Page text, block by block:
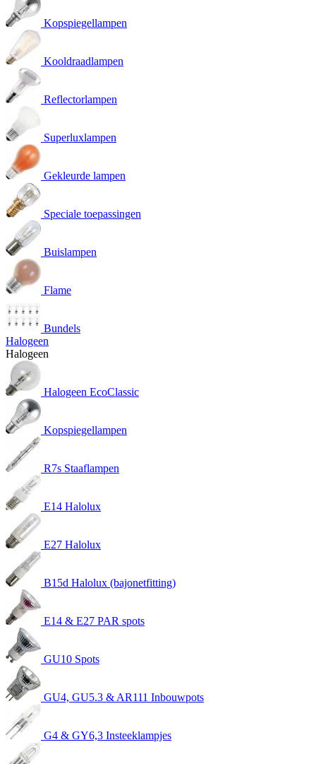
Kopspiegellampen
Kooldraadlampen
Reflectorlampen
Superluxlampen
Gekleurde lampen
Speciale toepassingen
Buislampen
Flame
Bundels
Halogeen
Halogeen
Halogeen EcoClassic
Kopspiegellampen
R7s Staaflampen
E14 Halolux
E27 Halolux
B15d Halolux (bajonetfitting)
E14 & E27 PAR spots
GU10 Spots
GU4, GU5.3 & AR111 Inbouwpots
G4 & GY6,3 Insteeklampjes